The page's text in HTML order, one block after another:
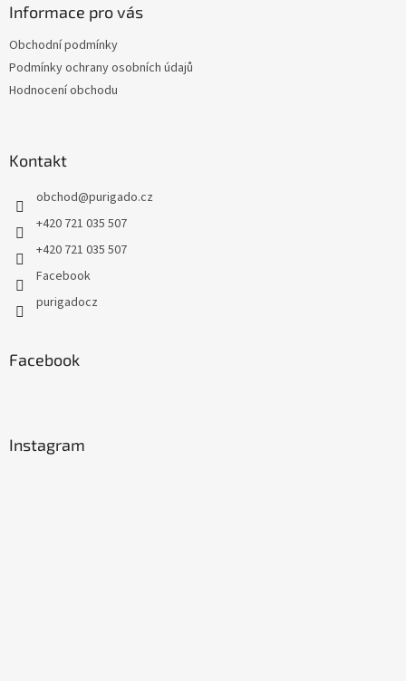
Informace pro vás
Obchodní podmínky
Podmínky ochrany osobních údajů
Hodnocení obchodu
Kontakt
obchod@purigado.cz
+420 721 035 507
+420 721 035 507
Facebook
purigadocz
Facebook
Instagram